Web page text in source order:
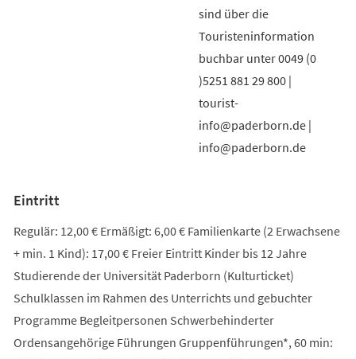
sind über die
Touristeninformation
buchbar unter 0049 (0
)5251 881 29 800 |
tourist-
info@paderborn.de |
info@paderborn.de
Eintritt
Regulär: 12,00 € Ermäßigt: 6,00 € Familienkarte (2 Erwachsene
+ min. 1 Kind): 17,00 € Freier Eintritt Kinder bis 12 Jahre
Studierende der Universität Paderborn (Kulturticket)
Schulklassen im Rahmen des Unterrichts und gebuchter
Programme Begleitpersonen Schwerbehinderter
Ordensangehörige Führungen Gruppenführungen*, 60 min: